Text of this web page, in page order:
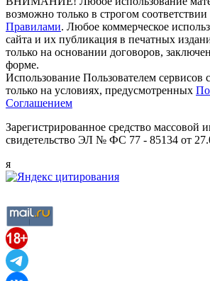
возможно только в строгом
Правилами. Любое коммерческое
сайта и их публикация в печатных
только на основании договоров,
форме.
Использование Пользователем сервисов
только на условиях, предусмотренных
Соглашением
Зарегистрированное средство массовой
свидетельство ЭЛ № ФС 77 - 85134 от
я